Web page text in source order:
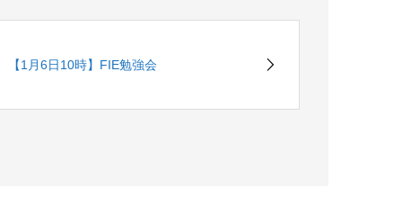
【1月6日10時】FIE勉強会